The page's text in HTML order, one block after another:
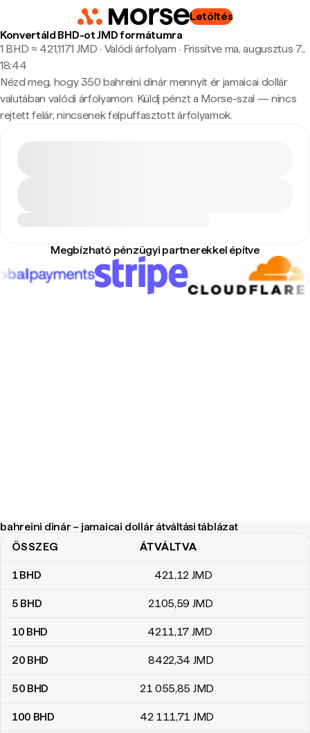
Letöltés
Konvertáld BHD-ot JMD formátumra
1 BHD ≈ 421,1171 JMD · Valódi árfolyam · Frissítve ma, augusztus 7.,
18:44
Nézd meg, hogy 350 bahreini dinár mennyit ér jamaicai dollár
valutában valódi árfolyamon. Küldj pénzt a Morse-szal — nincs
rejtett felár, nincsenek felpuffasztott árfolyamok.
Megbízható pénzügyi partnerekkel építve
bahreini dinár – jamaicai dollár átváltási táblázat
bahreini dinár – jamaicai dollár átváltási táblázat
ÖSSZEG ÁTVÁLTVA
1BHD 421,12 JMD
5 BHD 2105,59 JMD
10 BHD 4211,17 JMD
20 BHD 8422,34 JMD
50 BHD 21 055,85 JMD
100 BHD 42 111,71 JMD